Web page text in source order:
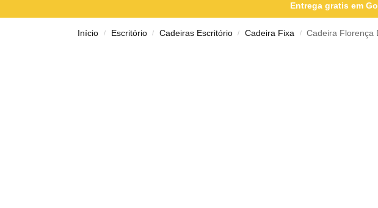
Entrega gratis em
Início / Escritório / Cadeiras Escritório / Cadeira Fixa / Cadeira Florença